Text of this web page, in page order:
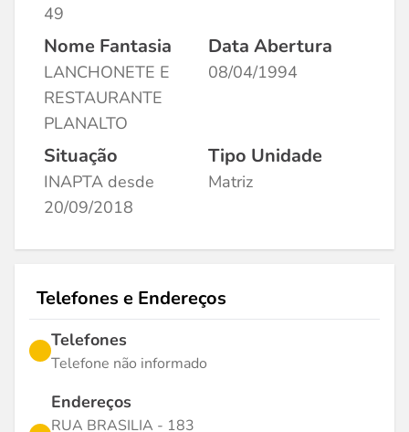
49
Nome Fantasia
LANCHONETE E
RESTAURANTE
PLANALTO
Data Abertura
08/04/1994
Situação
INAPTA desde
20/09/2018
Tipo Unidade
Matriz
Telefones e Endereços
Telefones
Telefone não informado
Endereços
RUA BRASILIA - 183